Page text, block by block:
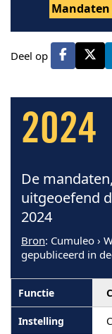
Mandaten
Deel op
2024
De
uitgeoefend
2024
Bron: Cumuleo ›
gepubliceerd in